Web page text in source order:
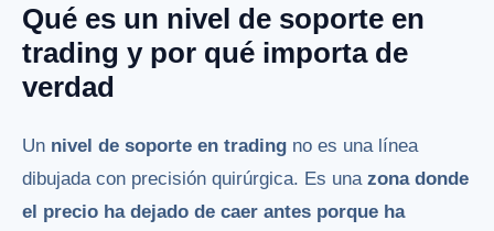
Qué es un nivel de soporte en
trading y por qué importa de
verdad
Un nivel de soporte en trading no es una línea
dibujada con precisión quirúrgica. Es una zona donde
el precio ha dejado de caer antes porque ha